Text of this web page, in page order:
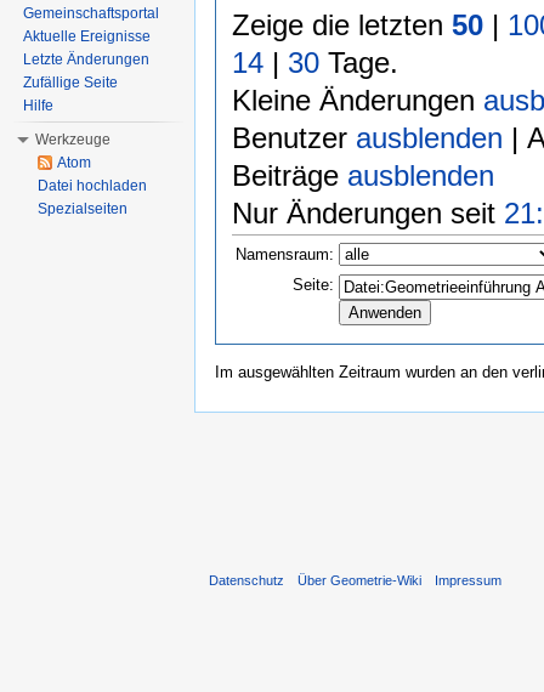
Zeige die letzten 50|
14| 30Tage.
Kleine Änderungen
Benutzer ausblenden |
Beiträge ausblenden
Nur Änderungen seit
Namensraum:
Seite:
Im ausgewählten Zeitraum wurden an den
Gemeinschaftsportal
Aktuelle Ereignisse
Letzte Änderungen
Zufällige Seite
Hilfe
Werkzeuge
Atom
Datei hochladen
Spezialseiten
Datenschutz Über Geometrie-Wiki Impressum